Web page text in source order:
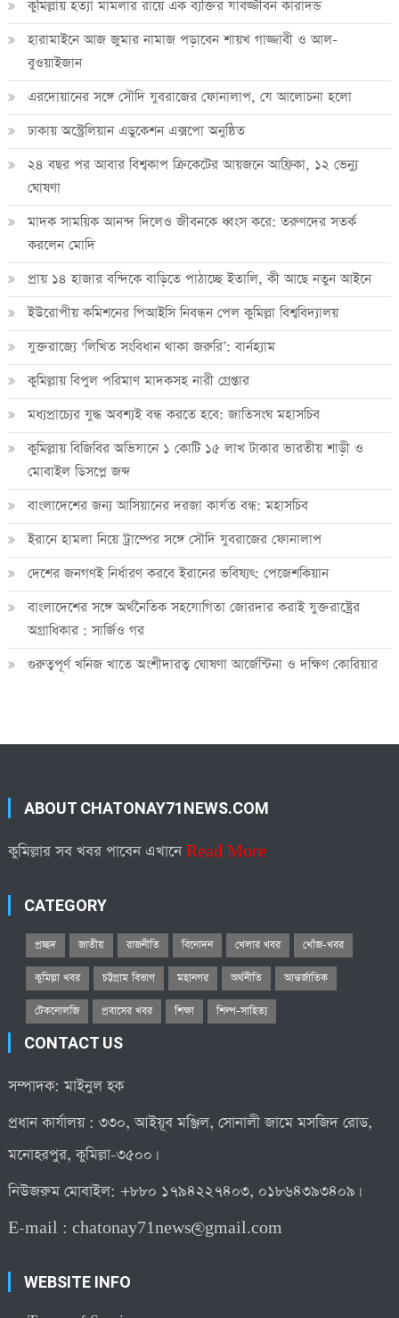
কুমিল্লায় হত্যা মামলার রায়ে এক ব্যক্তির যাবজ্জীবন কারাদন্ড
হারামাইনে আজ জুমার নামাজ পড়াবেন শায়খ গাজ্জাবী ও আল-
বুওয়াইজান
এরদোয়ানের সঙ্গে সৌদি যুবরাজের ফোনালাপ, যে আলোচনা হলো
ঢাকায় অস্ট্রেলিয়ান এডুকেশন এক্সপো অনুষ্ঠিত
২৪ বছর পর আবার বিশ্বকাপ ক্রিকে‌টের আয়জনে আফ্রিকা, ১২ ভেন্যু
ঘোষণা
মাদক সাময়িক আনন্দ দিলেও জীবনকে ধ্বংস করে: তরুণদের সতর্ক
করলেন মোদি
প্রায় ১৪ হাজার বন্দিকে বাড়িতে পাঠাচ্ছে ইতালি, কী আছে নতুন আইনে
ইউরোপীয় কমিশনের পিআইসি নিবন্ধন পেল কুমিল্লা বিশ্ববিদ্যালয়
যুক্তরাজ্যে ‘লিখিত সংবিধান থাকা জরুরি’: বার্নহ্যাম
কুমিল্লায় বিপুল পরিমাণ মাদকসহ নারী গ্রেপ্তার
মধ্যপ্রাচ্যের যুদ্ধ অবশ্যই বন্ধ করতে হবে: জাতিসংঘ মহাসচিব
কুমিল্লায় বিজিবির অভিযানে ১ কোটি ১৫ লাখ টাকার ভারতীয় শাড়ী ও
মোবাইল ডিসপ্লে জব্দ
বাংলাদেশের জন্য আসিয়ানের দরজা কার্যত বন্ধ: মহাসচিব
ইরানে হামলা নিয়ে ট্রাম্পের সঙ্গে সৌদি যুবরাজের ফোনালাপ
দেশের জনগণই নির্ধারণ করবে ইরানের ভবিষ্যৎ: পেজেশকিয়ান
বাংলাদেশের সঙ্গে অর্থনৈতিক সহযোগিতা জোরদার করাই যুক্তরাষ্ট্রের
অগ্রাধিকার : সার্জিও গর
গুরুত্বপূর্ণ খনিজ খাতে অংশীদারত্ব ঘোষণা আর্জেন্টিনা ও দক্ষিণ কোরিয়ার
ABOUT CHATONAY71NEWS.COM
কুমিল্লার সব খবর পাবেন এখানেRead More
CATEGORY
প্রচ্ছদ জাতীয় রাজনীতি বিনোদন খেলার খবর খোঁজ-খবর
কুমিল্লা খবর চট্টগ্রাম বিভাগ মহানগর অর্থনীতি আন্তর্জাতিক
টেকনোলজি প্রবাসের খবর শিক্ষা শিল্প-সাহিত্য
CONTACT US
সম্পাদক: মাইনুল হক
প্রধান কার্যালয় : ৩৩০, আইয়ূব মঞ্জিল, সোনালী জামে মসজিদ রোড,
মনোহরপুর, কুমিল্লা-৩৫০০।
নিউজরুম মোবাইল: +৮৮০ ১৭৯৪২২৭৪০৩, ০১৮৬৪৩৯৩৪০৯।
E-mail :chatonay71news@gmail.com
WEBSITE INFO